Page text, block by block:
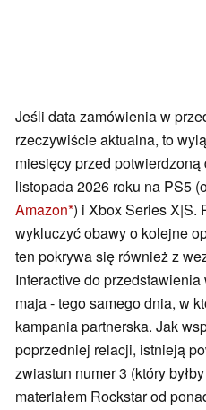
Jeśli data zamówienia w
rzeczywiście aktualna, to
miesięcy przed potwierdzoną
listopada 2026 roku na PS5
Amazon ) i Xbox Series X|S.
wykluczyć obawy o kolejne
ten pokrywa się również z
Interactive do
maja - tego samego dnia, w
kampania partnerska. Jak
poprzedniej relacji, istnieją
zwiastun numer 3 (który
materiałem Rockstar od